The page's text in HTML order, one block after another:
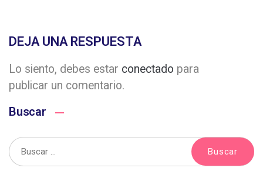
DEJA UNA RESPUESTA
Lo siento, debes estar conectado para
publicar un comentario.
Buscar